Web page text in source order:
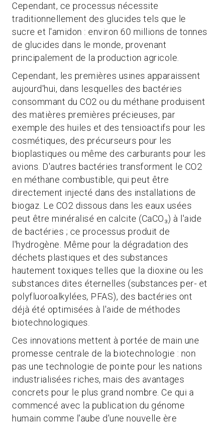
Cependant, ce processus nécessite
traditionnellement des glucides tels que le
sucre et l'amidon : environ 60 millions de tonnes
de glucides dans le monde, provenant
principalement de la production agricole.
Cependant, les premières usines apparaissent
aujourd'hui, dans lesquelles des bactéries
consommant du CO2 ou du méthane produisent
des matières premières précieuses, par
exemple des huiles et des tensioactifs pour les
cosmétiques, des précurseurs pour les
bioplastiques ou même des carburants pour les
avions. D'autres bactéries transforment le CO2
en méthane combustible, qui peut être
directement injecté dans des installations de
biogaz. Le CO2 dissous dans les eaux usées
peut être minéralisé en calcite (CaCO₃) à l'aide
de bactéries ; ce processus produit de
l'hydrogène. Même pour la dégradation des
déchets plastiques et des substances
hautement toxiques telles que la dioxine ou les
substances dites éternelles (substances per- et
polyfluoroalkylées, PFAS), des bactéries ont
déjà été optimisées à l'aide de méthodes
biotechnologiques.
Ces innovations mettent à portée de main une
promesse centrale de la biotechnologie : non
pas une technologie de pointe pour les nations
industrialisées riches, mais des avantages
concrets pour le plus grand nombre. Ce qui a
commencé avec la publication du génome
humain comme l'aube d'une nouvelle ère